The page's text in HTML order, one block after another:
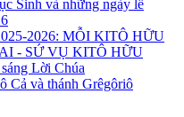
Sinh và những ngày lễ
2026: MỖI KITÔ HỮU
- SỨ VỤ KITÔ HỮU
Lời Chúa
Cả và thánh Grêgôriô